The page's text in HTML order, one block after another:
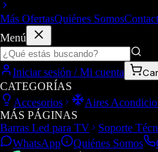
Más OfertasQuiénes Somos
Menú
Iniciar sesión / Mi cuenta
CATEGORÍAS
Accesorios
Aires
MÁS PÁGINAS
Barras Led para TV
Soporte
WhatsApp
Quiénes Somos